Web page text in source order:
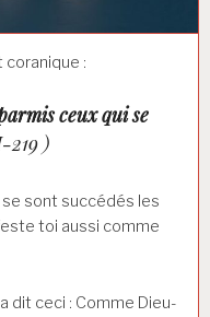
coranique :
ceux qui se
219 )
se sont succédés les
toi aussi comme
dit ceci : Comme Dieu-